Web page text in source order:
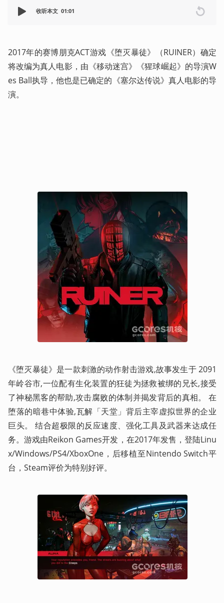
收听本文 01:01
2017年的赛博朋克ACT游戏《堕灭暴徒》（RUINER）确定
将改编为真人电影，由《移动迷宫》《猩球崛起》的导演W
es Ball执导，他也是已确定的《塞尔达传说》真人电影的导
演。
《堕灭暴徒》是一款刺激的动作射击游戏,故事发生于 2091
年岭谷市,一位配有生化装置的狂徒为拯救被绑的兄长,接受
了神秘黑客的帮助,攻击腐败的体制并揭发背后的真相。 在
堕落的暗巷中体验,瓦解「天堂」背后主宰虚拟世界的企业
巨头。 结合超极限的反应速度、强化工具及武器来达成任
务。游戏由Reikon Games开发，在2017年发售，登陆Linu
x/Windows/PS4/XboxOne，后移植至Nintendo Switch平
台，Steam评价为特别好评。